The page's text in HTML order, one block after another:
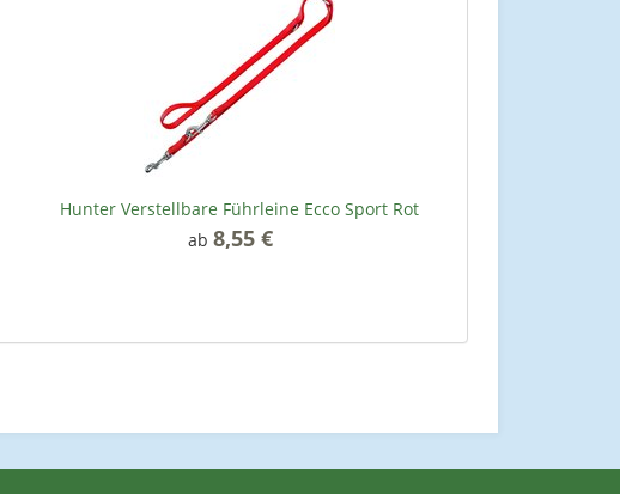
Hunter Verstellbare Führleine Ecco Sport Rot
ab 8,55 €